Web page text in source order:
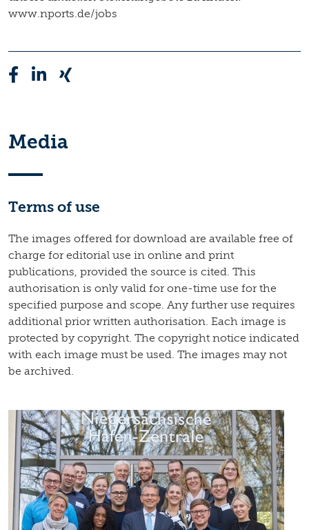
www.nports.de/jobs
Media
Terms of use
The images offered for download are available free of
charge for editorial use in online and print
publications, provided the source is cited. This
authorisation is only valid for one-time use for the
specified purpose and scope. Any further use requires
additional prior written authorisation. Each image is
protected by copyright. The copyright notice indicated
with each image must be used. The images may not
be archived.